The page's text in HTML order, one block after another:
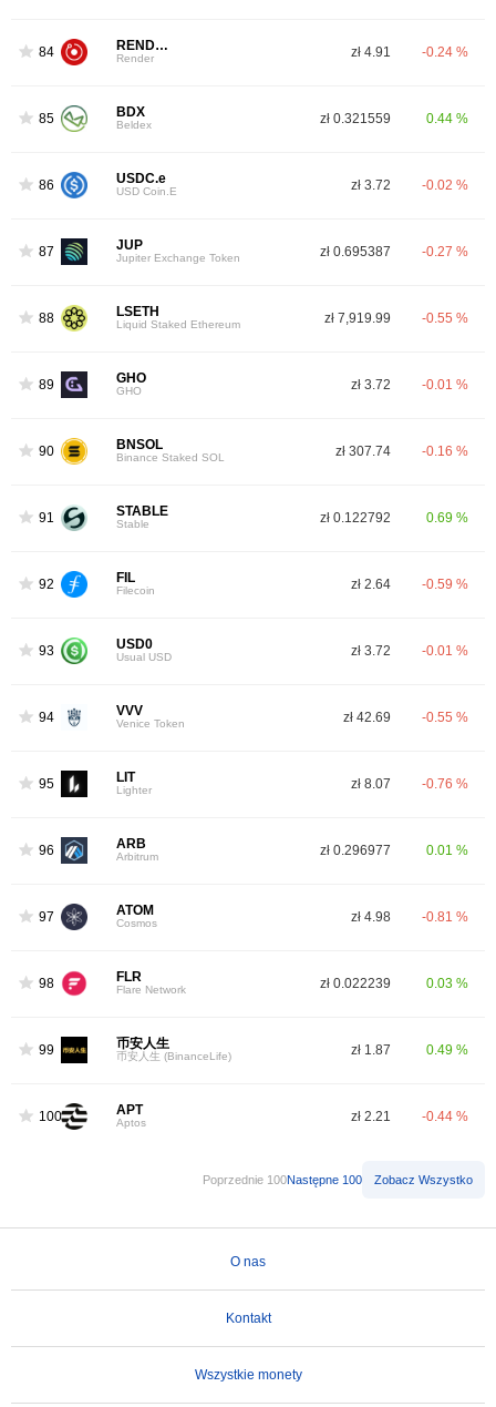
84 RENDER
Render zł 4.91 -0.24 %
85 BDX
Beldex zł 0.321559 0.44 %
86 USDC.e
USD Coin.E zł 3.72 -0.02 %
87 JUP
Jupiter Exchange Token zł 0.695387 -0.27 %
88 LSETH
Liquid Staked Ethereum zł 7,919.99 -0.55 %
89 GHO
GHO zł 3.72 -0.01 %
90 BNSOL
Binance Staked SOL zł 307.74 -0.16 %
91 STABLE
Stable zł 0.122792 0.69 %
92 FIL
Filecoin zł 2.64 -0.59 %
93 USD0
Usual USD zł 3.72 -0.01 %
94 VVV
Venice Token zł 42.69 -0.55 %
95 LIT
Lighter zł 8.07 -0.76 %
96 ARB
Arbitrum zł 0.296977 0.01 %
97 ATOM
Cosmos zł 4.98 -0.81 %
98 FLR
Flare Network zł 0.022239 0.03 %
99 币安人生
币安人生 (BinanceLife) zł 1.87 0.49 %
100 APT
Aptos zł 2.21 -0.44 %
Poprzednie 100Następne 100 Zobacz Wszystko
O nas
Kontakt
Wszystkie monety